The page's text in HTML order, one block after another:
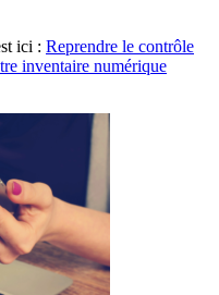
ici : Reprendre le contrôle
inventaire numérique